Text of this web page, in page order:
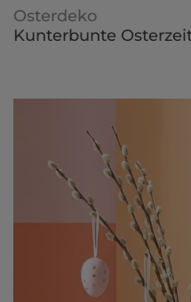
Osterdeko
Kunterbunte